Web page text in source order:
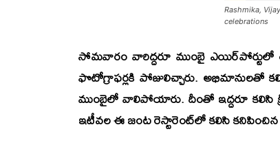
Rashmika,
celebrations
సోమవారం వారిద్దరూ ముంబై ఎయిర్‌పోర్టులో
ఫొటోగ్రాఫర్లకి పోజులిచ్చారు.
ముంబైలో వాలిపోయారు. దీంతో ఇద్దరూ కలిసి
ఇటీవల ఈ జంట రెస్టారెంట్‌లో కలిసి